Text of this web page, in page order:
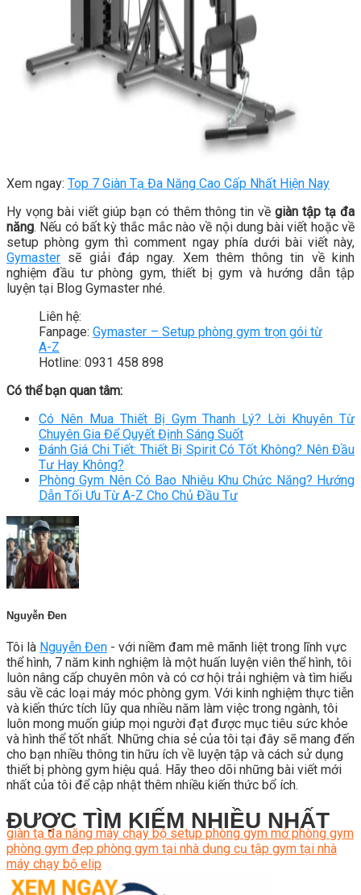
Xem ngay: Top 7 Giàn Tạ Đa Năng Cao Cấp Nhất Hiện Nay
Hy vọng bài viết giúp bạn có thêm thông tin vềgiàn tập tạ đa
năng. Nếu có bất kỳ thắc mắc nào về nội dung bài viết hoặc về
setup phòng gym thì comment ngay phía dưới bài viết này,
Gymaster sẽ giải đáp ngay. Xem thêm thông tin về kinh
nghiệm đầu tư phòng gym, thiết bị gym và hướng dẫn tập
luyện tại Blog Gymaster nhé.
Liên hệ:
Fanpage:Gymaster – Setup phòng gym trọn gói từ
A-Z
Hotline: 0931 458 898
Có thể bạn quan tâm:
Có Nên Mua Thiết Bị Gym Thanh Lý? Lời Khuyên Từ
Chuyên Gia Để Quyết Định Sáng Suốt
Đánh Giá Chi Tiết: Thiết Bị Spirit Có Tốt Không? Nên Đầu
Tư Hay Không?
Phòng Gym Nên Có Bao Nhiêu Khu Chức Năng? Hướng
Dẫn Tối Ưu Từ A-Z Cho Chủ Đầu Tư
Nguyễn Đen
Tôi là Nguyễn Đen - với niềm đam mê mãnh liệt trong lĩnh vực
thể hình, 7 năm kinh nghiệm là một huấn luyện viên thể hình, tôi
luôn nâng cấp chuyên môn và có cơ hội trải nghiệm và tìm hiểu
sâu về các loại máy móc phòng gym. Với kinh nghiệm thực tiễn
và kiến thức tích lũy qua nhiều năm làm việc trong ngành, tôi
luôn mong muốn giúp mọi người đạt được mục tiêu sức khỏe
và hình thể tốt nhất. Những chia sẻ của tôi tại đây sẽ mang đến
cho bạn nhiều thông tin hữu ích về luyện tập và cách sử dụng
thiết bị phòng gym hiệu quả. Hãy theo dõi những bài viết mới
nhất của tôi để cập nhật thêm nhiều kiến thức bổ ích.
ĐƯỢC TÌM KIẾM NHIỀU NHẤT
giàn tạ đa năng máy chạy bộ setup phòng gym mở phòng gym
phòng gym đẹp phòng gym tại nhà dụng cụ tập gym tại nhà
máy chạy bộ elip